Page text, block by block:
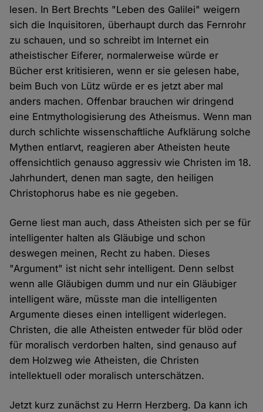
lesen. In Bert Brechts "Leben des Galilei" weigern
sich die Inquisitoren, überhaupt durch das Fernrohr
zu schauen, und so schreibt im Internet ein
atheistischer Eiferer, normalerweise würde er
Bücher erst kritisieren, wenn er sie gelesen habe,
beim Buch von Lütz würde er es jetzt aber mal
anders machen. Offenbar brauchen wir dringend
eine Entmythologisierung des Atheismus. Wenn man
durch schlichte wissenschaftliche Aufklärung solche
Mythen entlarvt, reagieren aber Atheisten heute
offensichtlich genauso aggressiv wie Christen im 18.
Jahrhundert, denen man sagte, den heiligen
Christophorus habe es nie gegeben.
Gerne liest man auch, dass Atheisten sich per se für
intelligenter halten als Gläubige und schon
deswegen meinen, Recht zu haben. Dieses
"Argument" ist nicht sehr intelligent. Denn selbst
wenn alle Gläubigen dumm und nur ein Gläubiger
intelligent wäre, müsste man die intelligenten
Argumente dieses einen intelligent widerlegen.
Christen, die alle Atheisten entweder für blöd oder
für moralisch verdorben halten, sind genauso auf
dem Holzweg wie Atheisten, die Christen
intellektuell oder moralisch unterschätzen.
Jetzt kurz zunächst zu Herrn Herzberg. Da kann ich